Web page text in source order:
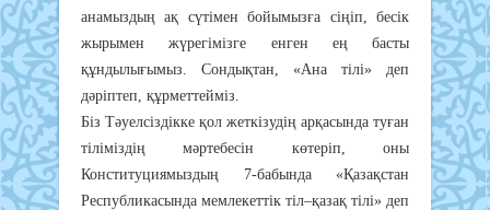
анамыздың ақ сүтімен бойымызға сіңіп, бесік
жырымен жүрегімізге енген ең басты
құндылығымыз. Сондықтан, «Ана тілі» деп
дәріптеп, құрметтейміз.
Біз Тәуелсіздікке қол жеткізудің арқасында туған
тіліміздің мәртебесін көтеріп, оны
Конституциямыздың 7-бабында «Қазақстан
Республикасында мемлекеттік тіл–қазақ тілі» деп